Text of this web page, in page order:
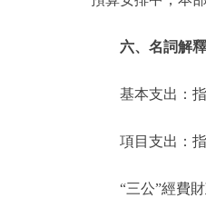
六、名詞解釋
基本支出：指
項目支出：指
“三公”經費財